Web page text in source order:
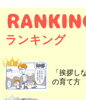
ランキング
「挨拶し
の育て方